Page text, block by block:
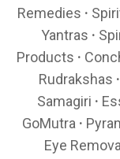
Remedies ·
Yantras ·
Products ·
Rudrakshas ·
Samagiri ·
GoMutra ·
Eye